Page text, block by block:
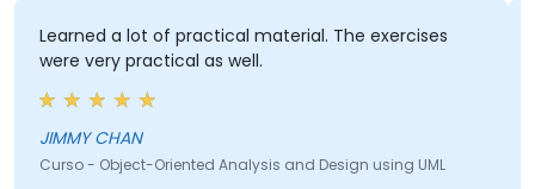
Learned a lot of practical material. The exercises
were very practical as well.
JIMMY CHAN
Curso - Object-Oriented Analysis and Design using UML